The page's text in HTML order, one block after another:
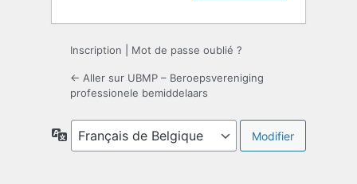
Inscription Mot de passe oublié ?
← Aller sur UBMP – Beroepsvereniging
professionele bemiddelaars
Langue